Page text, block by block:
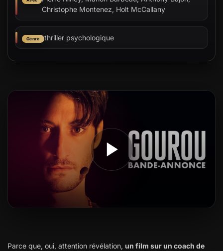
Christophe Montenez, Holt McCallany
Genre thriller psychologique
Parce que, oui, attention révélation, un film sur un coach de